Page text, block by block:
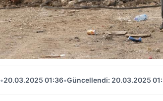
•20.03.2025 01:36•Güncellendi: 20.03.2025